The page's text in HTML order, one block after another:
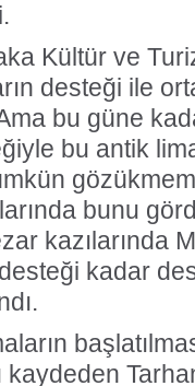
Kültür ve
desteği ile
bu güne
bu antik
bunu
kazılarında
kadar
kaydeden